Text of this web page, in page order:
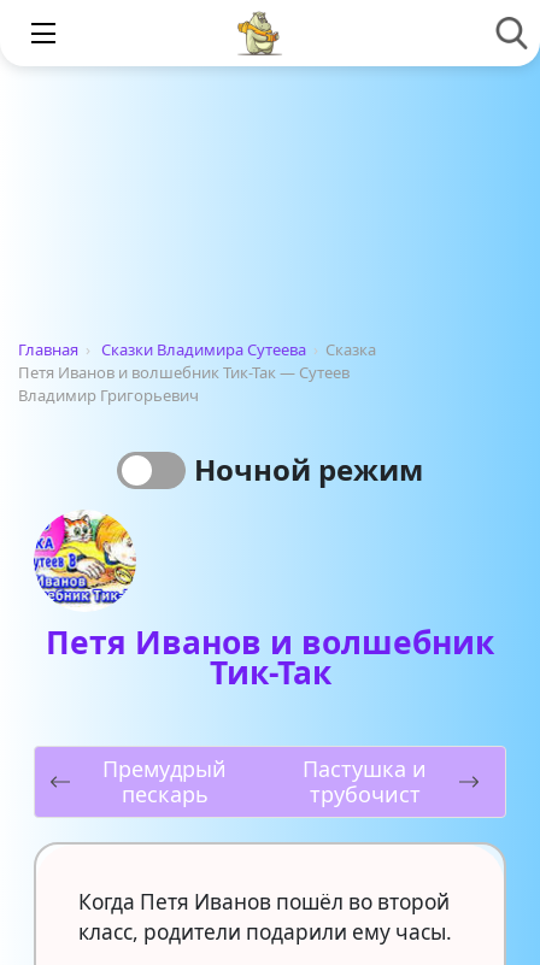
Главная › Сказки Владимира Сутеева › Сказка
Петя Иванов и волшебник Тик-Так — Сутеев
Владимир Григорьевич
Ночной режим
Петя Иванов и волшебник
Тик-Так
Премудрый
пескарь
Пастушка и
трубочист
Когда Петя Иванов пошёл во второй
класс, родители подарили ему часы.